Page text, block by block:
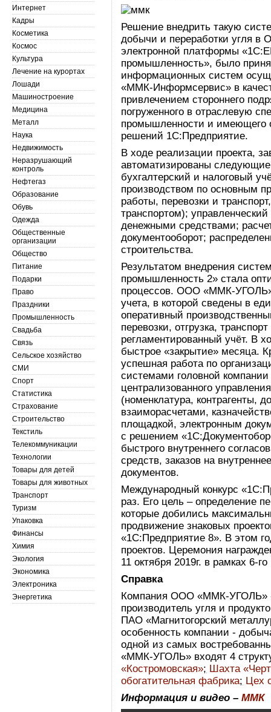
Решение внедрить такую
добычи и переработки угля
электронной платформы
промышленность», было
информационных систем
«ММК-Информсервис» в
привлечением стороннего
погруженного в отраслевую
промышленности и имеющего
решений 1С:Предприятие.
В ходе реализации проекта,
автоматизированы
бухгалтерский и налоговый
производством по основным
работы, перевозки и
транспортом);
денежными средствами;
документооборот;
строительства.
Результатом внедрения
промышленность 2» стала
процессов. ООО «ММК-
учета, в которой сведены в
оперативный
перевозки, отгрузка,
регламентированный учёт. В
быстрое «закрытие» месяца.
успешная работа по
системами головной
централизованного
(номенклатура, контрагенты,
взаиморасчетами,
площадкой, электронным
с решением
быстрого внутреннего
средств, заказов на
документов.
Международный конкурс
раз. Его цель – определение
которые добились
продвижение знаковых
«1С:Предприятие 8». В этом
проектов. Церемония
11 октября 2019г. в рамках 6-
Справка
Компания ООО «ММК-УГОЛЬ»
производитель угля и
ПАО «Магнитогорский
особенность компании -
одной из самых
«ММК-УГОЛЬ» входят 4
«Костромовская»; Шахта
обогатительная фабрика; Цех
Информация и видео –ММК
Интернет
Кадры
Косметика
Космос
Культура
Лечение на курортах
Лошади
Машиностроение
Медицина
Металл
Наука
Недвижимость
Неразрушающий
контроль
Нефтегаз
Образование
Обувь
Одежда
Общественные
организации
Общество
Питание
Подарки
Право
Праздники
Промышленность
Свадьба
Связь
Сельское хозяйство
СМИ
Спорт
Статистика
Страхование
Строительство
Текстиль
Телекоммуникации
Технологии
Товары для детей
Товары для животных
Транспорт
Туризм
Упаковка
Финансы
Химия
Экология
Экономика
Электроника
Энергетика